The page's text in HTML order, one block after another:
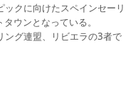
クに向けたスペインセーリ
タウンとなっている。
グ連盟、リビエラの3者で